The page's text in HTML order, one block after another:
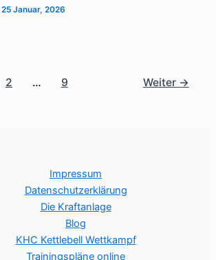
25 Januar, 2026
2 … 9 Weiter →
Impressum
Datenschutzerklärung
Die Kraftanlage
Blog
KHC Kettlebell Wettkampf
Trainingspläne online